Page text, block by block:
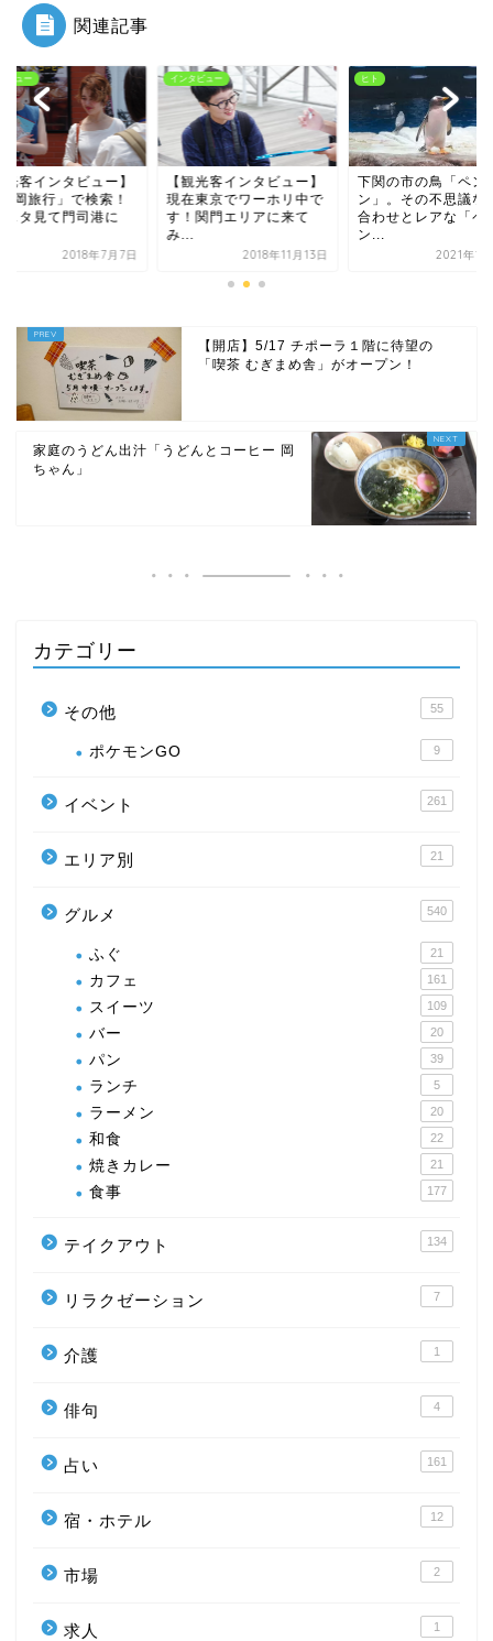
関連記事
ビュー
光客インタビュー】
東京でワーホリ中で
関門エリアに来て
2018年11月13日
ヒト
下関の市の鳥「ペンギ
ン」。その不思議な巡り
合わせとレアな「ペンギ
ン...
2021年1月29日
インタビュー
【観光客インタビュ
「#福岡旅行」で検
インスタ見て門司港
来...
2018年7
【開店】5/17 チポーラ１階に待望の
「喫茶 むぎまめ舎」がオープン！
家庭のうどん出汁「うどんとコーヒー 岡
ちゃん」
カテゴリー
その他 55
ポケモンGO 9
イベント 261
エリア別 21
グルメ 540
ふぐ 21
カフェ 161
スイーツ 109
バー 20
パン 39
ランチ 5
ラーメン 20
和食 22
焼きカレー 21
食事 177
テイクアウト 134
リラクゼーション 7
介護 1
俳句 4
占い 161
宿・ホテル 12
市場 2
求人 1